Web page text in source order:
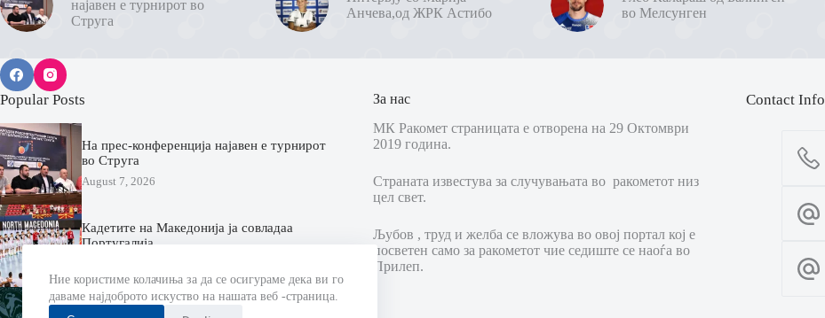
Ние користиме колачиња за да се осигураме дека ви го
даваме најдоброто искуство на нашата веб -страница.
најавен е турнирот во
Струга
Анчева,од ЖРК Астибо
во Мелсунген
Popular Posts
На прес-конференција најавен е турнирот
во Струга
August 7, 2026
Кадетите на Македонија ја совладаа
Португалија
Еурофарм Пелистер ги промовираше
За нас
МК Ракомет страницата е отворена на 29 Октомври
2019 година.
Страната известува за случувањата во ракометот низ
цел свет.
Љубов , труд и желба се вложува во овој портал кој е
посветен само за ракометот чие седиште се наоѓа во
Прилеп.
Contact Info